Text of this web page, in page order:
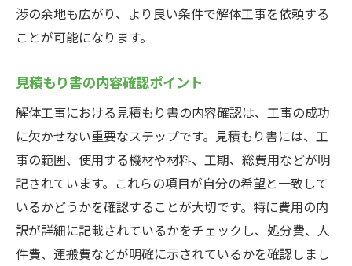
渉の余地も広がり、より良い条件で解体工事を依頼する
ことが可能になります。
見積もり書の内容確認ポイント
解体工事における見積もり書の内容確認は、工事の成功
に欠かせない重要なステップです。見積もり書には、工
事の範囲、使用する機材や材料、工期、総費用などが明
記されています。これらの項目が自分の希望と一致して
いるかどうかを確認することが大切です。特に費用の内
訳が詳細に記載されているかをチェックし、処分費、人
件費、運搬費などが明確に示されているかを確認しまし